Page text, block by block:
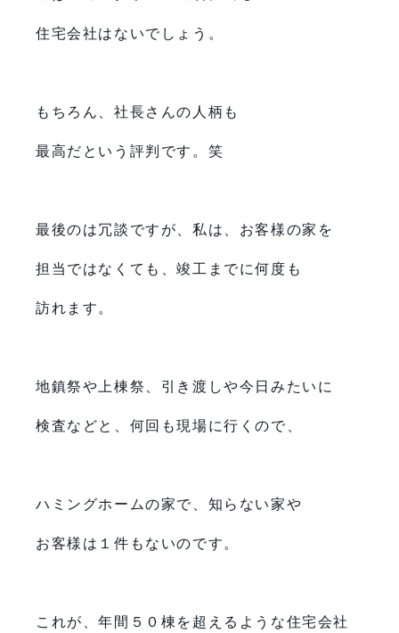
住宅会社はないでしょう。
もちろん、社長さんの人柄も
最高だという評判です。笑
最後のは冗談ですが、私は、お客様の家を
担当ではなくても、竣工までに何度も
訪れます。
地鎮祭や上棟祭、引き渡しや今日みたいに
検査などと、何回も現場に行くので、
ハミングホームの家で、知らない家や
お客様は１件もないのです。
これが、年間５０棟を超えるような住宅会社